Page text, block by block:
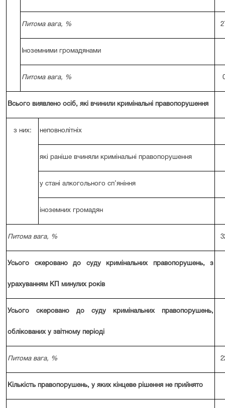
Питома вага, %
Іноземними громадянами
Питома вага, %
Всього виявлено осіб, які вчинили кримінальні правопорушення
з них: неповнолітніх
які раніше вчиняли кримінальні правопорушення
у стані алкогольного сп’яніння
іноземних громадян
Питома вага, %
Усього скеровано до суду кримінальних правопорушень, з
урахуванням КП минулих років
Усього скеровано до суду кримінальних правопорушень,
облікованих у звітному періоді
Питома вага, %
Кількість правопорушень, у яких кінцеве рішення не прийнято